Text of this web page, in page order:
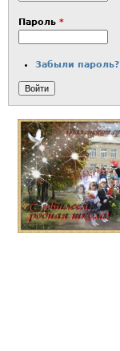
Пароль *
Забыли пароль?